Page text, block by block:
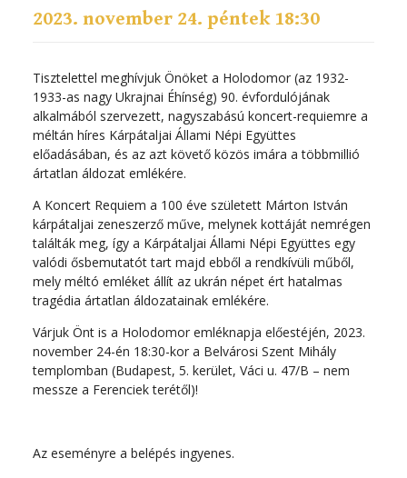
2023. november 24. péntek 18:30
Tisztelettel meghívjuk Önöket a Holodomor (az 1932-
1933-as nagy Ukrajnai Éhínség) 90. évfordulójának
alkalmából szervezett, nagyszabású koncert-requiemre a
méltán híres Kárpátaljai Állami Népi Együttes
előadásában, és az azt követő közös imára a többmillió
ártatlan áldozat emlékére.
A Koncert Requiem a 100 éve született Márton István
kárpátaljai zeneszerző műve, melynek kottáját nemrégen
találták meg, így a Kárpátaljai Állami Népi Együttes egy
valódi ősbemutatót tart majd ebből a rendkívüli műből,
mely méltó emléket állít az ukrán népet ért hatalmas
tragédia ártatlan áldozatainak emlékére.
Várjuk Önt is a Holodomor emléknapja előestéjén, 2023.
november 24-én 18:30-kor a Belvárosi Szent Mihály
templomban (Budapest, 5. kerület, Váci u. 47/B – nem
messze a Ferenciek terétől)!
Az eseményre a belépés ingyenes.